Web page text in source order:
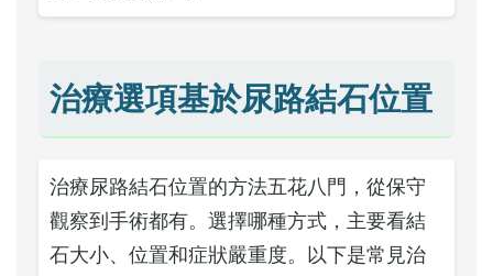
治療選項基於尿路結石位置
治療尿路結石位置的方法五花八門，從保守
觀察到手術都有。選擇哪種方式，主要看結
石大小、位置和症狀嚴重度。以下是常見治